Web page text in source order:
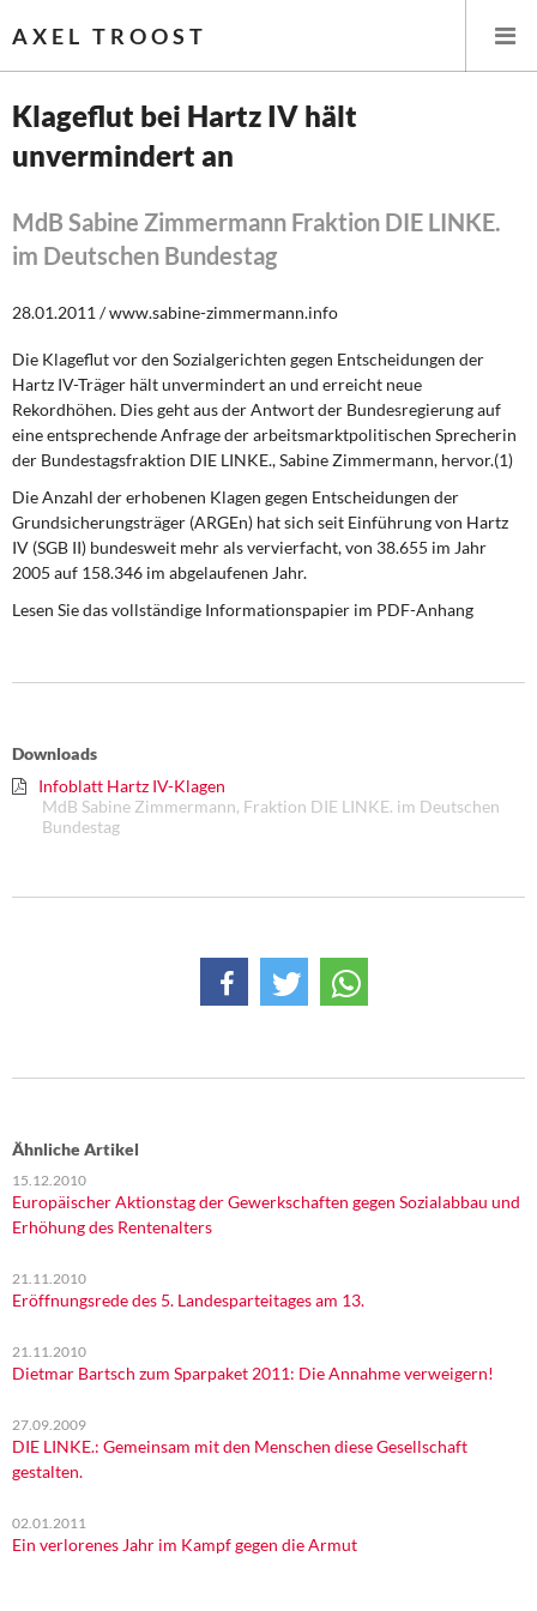
AXEL TROOST
Startseite
Themen
Leitlinien linker Wirtschafts- und Finanzpolitik
Steuer- und Finanzpolitik
Öffentliche Infrastruktur und Daseinsvorsorge
Eurokrise und Griechenland
DIE LINKE
Weitere Themen
Rosa-Luxemburg-Stiftung
Über mich
Kontakt
Klageflut bei Hartz IV hält
unvermindert an
MdB Sabine Zimmermann Fraktion DIE LINKE.
im Deutschen Bundestag
28.01.2011 / www.sabine-zimmermann.info
Die Klageflut vor den Sozialgerichten gegen Entscheidungen der
Hartz IV-Träger hält unvermindert an und erreicht neue
Rekordhöhen. Dies geht aus der Antwort der Bundesregierung auf
eine entsprechende Anfrage der arbeitsmarktpolitischen Sprecherin
der Bundestagsfraktion DIE LINKE., Sabine Zimmermann, hervor.(1)
Die Anzahl der erhobenen Klagen gegen Entscheidungen der
Grundsicherungsträger (ARGEn) hat sich seit Einführung von Hartz
IV (SGB II) bundesweit mehr als vervierfacht, von 38.655 im Jahr
2005 auf 158.346 im abgelaufenen Jahr.
Lesen Sie das vollständige Informationspapier im PDF-Anhang
Downloads
Infoblatt Hartz IV-Klagen
MdB Sabine Zimmermann, Fraktion DIE LINKE. im Deutschen
Bundestag
Ähnliche Artikel
15.12.2010
Europäischer Aktionstag der Gewerkschaften gegen Sozialabbau und
Erhöhung des Rentenalters
21.11.2010
Eröffnungsrede des 5. Landesparteitages am 13.
21.11.2010
Dietmar Bartsch zum Sparpaket 2011: Die Annahme verweigern!
27.09.2009
DIE LINKE.: Gemeinsam mit den Menschen diese Gesellschaft
gestalten.
02.01.2011
Ein verlorenes Jahr im Kampf gegen die Armut